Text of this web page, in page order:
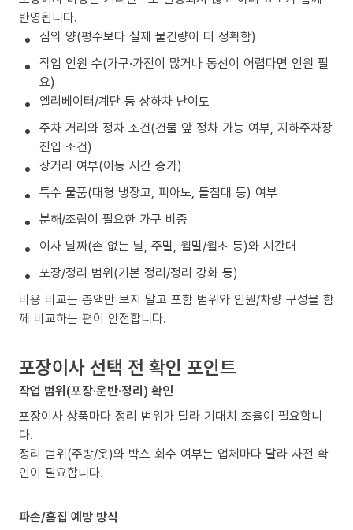
반영됩니다.
짐의 양(평수보다 실제 물건량이 더 정확함)
작업 인원 수(가구·가전이 많거나 동선이 어렵다면 인원 필
요)
엘리베이터/계단 등 상하차 난이도
주차 거리와 정차 조건(건물 앞 정차 가능 여부, 지하주차장
진입 조건)
장거리 여부(이동 시간 증가)
특수 물품(대형 냉장고, 피아노, 돌침대 등) 여부
분해/조립이 필요한 가구 비중
이사 날짜(손 없는 날, 주말, 월말/월초 등)와 시간대
포장/정리 범위(기본 정리/정리 강화 등)
비용 비교는 총액만 보지 말고 포함 범위와 인원/차량 구성을 함
께 비교하는 편이 안전합니다.
포장이사 선택 전 확인 포인트
작업 범위(포장·운반·정리) 확인
포장이사 상품마다 정리 범위가 달라 기대치 조율이 필요합니
다.
정리 범위(주방/옷)와 박스 회수 여부는 업체마다 달라 사전 확
인이 필요합니다.
파손/흠집 예방 방식